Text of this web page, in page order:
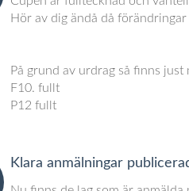
Hör av dig ändå då förändringar
På grund av urdrag så finns just
F10. fullt
P12 fullt
Klara anmälningar